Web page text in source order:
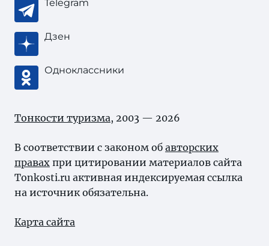
Telegram
Дзен
Одноклассники
Тонкости туризма, 2003 — 2026
В соответствии с законом об авторских
правах при цитировании материалов сайта
Tonkosti.ru активная индексируемая ссылка
на источник обязательна.
Карта сайта